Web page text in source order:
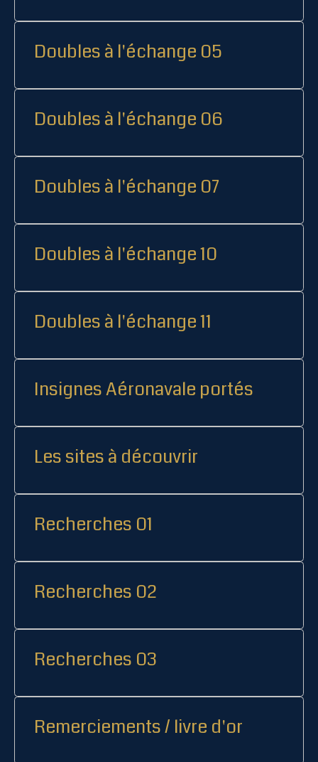
Doubles à l'échange 05
Doubles à l'échange 06
Doubles à l'échange 07
Doubles à l'échange 10
Doubles à l'échange 11
Insignes Aéronavale portés
Les sites à découvrir
Recherches 01
Recherches 02
Recherches 03
Remerciements / livre d'or